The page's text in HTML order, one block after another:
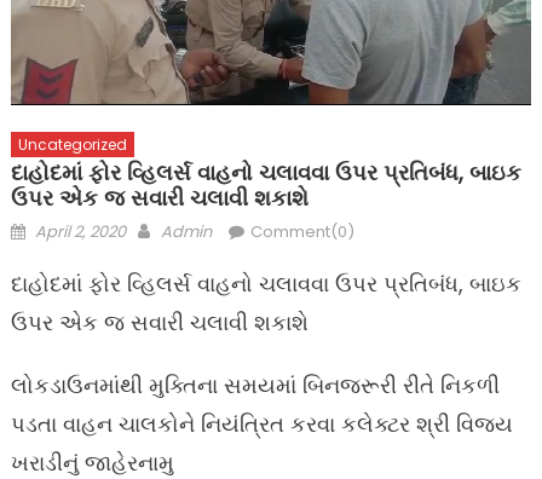
Uncategorized
દાહોદમાં ફોર વ્હિલર્સ વાહનો ચલાવવા ઉપર પ્રતિબંધ, બાઇક
ઉપર એક જ સવારી ચલાવી શકાશે
Posted
April 2, 2020 Author
Admin Comment(0)
દાહોદમાં ફોર વ્હિલર્સ વાહનો ચલાવવા ઉપર પ્રતિબંધ, બાઇક
ઉપર એક જ સવારી ચલાવી શકાશે
લોકડાઉનમાંથી મુક્તિના સમયમાં બિનજરૂરી રીતે નિકળી
પડતા વાહન ચાલકોને નિયંત્રિત કરવા કલેક્ટર શ્રી વિજય
ખરાડીનું જાહેરનામુ